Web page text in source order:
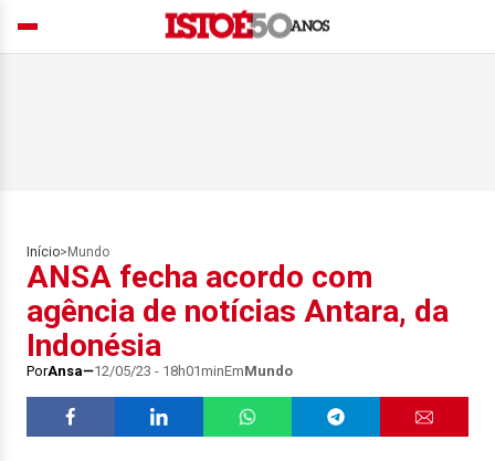
Início> Mundo
ANSA fecha acordo com
agência de notícias Antara, da
Indonésia
PorAnsa 12/05/23 - 18h01minEmMundo